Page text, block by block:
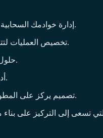
إدارة خوادمك السحابية مع قابلية التوسع التلقائي.
تخصيص العمليات لتتناسب مع احتياجاتك الفريدة.
حلول متقدمة لإدارة المستخدمين.
أدوات لتحليل البيانات والأداء.
تصميم يركز على المطورين لتسريع العمليات.